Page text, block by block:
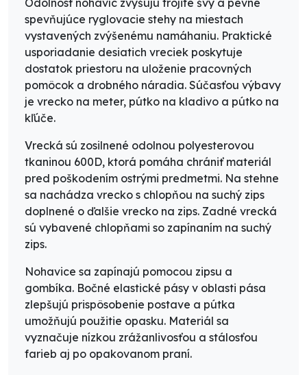
spevňujúce ryglovacie stehy na miestach
vystavených zvýšenému namáhaniu. Praktické
usporiadanie desiatich vreciek poskytuje
dostatok priestoru na uloženie pracovných
pomôcok a drobného náradia. Súčasťou výbavy
je vrecko na meter, pútko na kladivo a pútko na
kľúče.
Vrecká sú zosilnené odolnou polyesterovou
tkaninou 600D, ktorá pomáha chrániť materiál
pred poškodením ostrými predmetmi. Na stehne
sa nachádza vrecko s chlopňou na suchý zips
doplnené o ďalšie vrecko na zips. Zadné vrecká
sú vybavené chlopňami so zapínaním na suchý
zips.
Nohavice sa zapínajú pomocou zipsu a
gombíka. Bočné elastické pásy v oblasti pása
zlepšujú prispôsobenie postave a pútka
umožňujú použitie opasku. Materiál sa
vyznačuje nízkou zrážanlivosťou a stálosťou
farieb aj po opakovanom praní.